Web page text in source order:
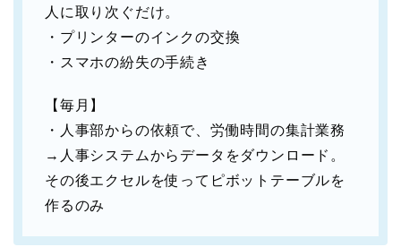
人に取り次ぐだけ。
・プリンターのインクの交換
・スマホの紛失の手続き
【毎月】
・人事部からの依頼で、労働時間の集計業務
→人事システムからデータをダウンロード。
その後エクセルを使ってピボットテーブルを
作るのみ